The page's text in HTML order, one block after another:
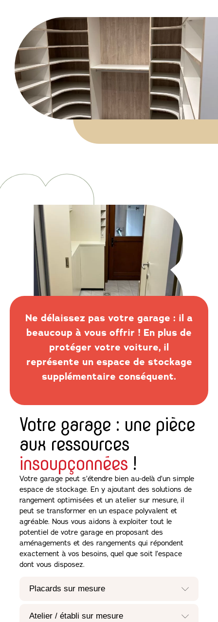
Ne délaissez pas votre garage : il a
beaucoup à vous offrir ! En plus de
protéger votre voiture, il
représente un espace de stockage
supplémentaire conséquent.
Votre garage : une pièce
aux ressources
insoupçonnées !
Votre garage peut s’étendre bien au-delà d’un simple
espace de stockage. En y ajoutant des solutions de
rangement optimisées et un atelier sur mesure, il
peut se transformer en un espace polyvalent et
agréable. Nous vous aidons à exploiter tout le
potentiel de votre garage en proposant des
aménagements et des rangements qui répondent
exactement à vos besoins, quel que soit l’espace
dont vous disposez.
Placards sur mesure
Atelier / établi sur mesure